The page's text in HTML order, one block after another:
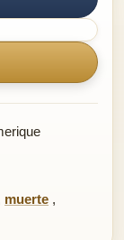
muerte ,